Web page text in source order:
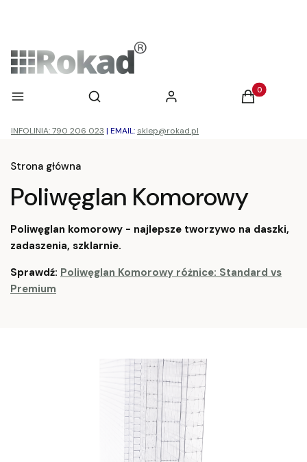
Menu Otwórz wyszukiwarkę
Szukaj Zaloguj się Produkty w
Koszyk
INFOLINIA: 790 206 023 | EMAIL: sklep@rokad.pl
Strona główna
Poliwęglan Komorowy
Poliwęglan komorowy - najlepsze tworzywo na daszki,
zadaszenia, szklarnie.
Sprawdź: Poliwęglan Komorowy różnice: Standard vs
Premium